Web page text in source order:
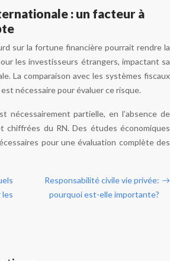
: un facteur à
sur la fortune financière pourrait rendre la
les investisseurs étrangers, impactant sa
La comparaison avec les systèmes fiscaux
nécessaire pour évaluer ce risque.
nécessairement partielle, en l’absence de
chiffrées du RN. Des études économiques
pour une évaluation complète des
les
Responsabilité civile vie privée:
pourquoi est-elle importante?